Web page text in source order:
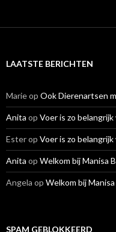
LAATSTE BERICHTEN
Marieop Ook Dierenartsen
Anita op Voer is zo
Esterop Voer is zo
Anita op Welkom bij Manisa
Angela op Welkom bij
SPAM GEBLOKKEERD